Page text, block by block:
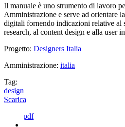
Il manuale è uno strumento di lavoro
Amministrazione e serve ad orientare
digitali fornendo indicazioni relative al
research, al content design e alla user
Progetto: Designers Italia
Amministrazione: italia
Tag:
design
Scarica
pdf